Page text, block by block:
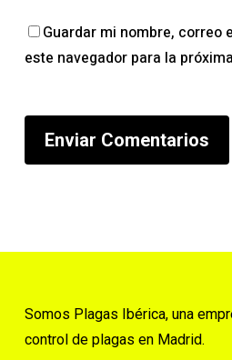
Guardar mi nombre, correo
este navegador para la
Somos Plagas Ibérica, una
control de plagas en Madrid.